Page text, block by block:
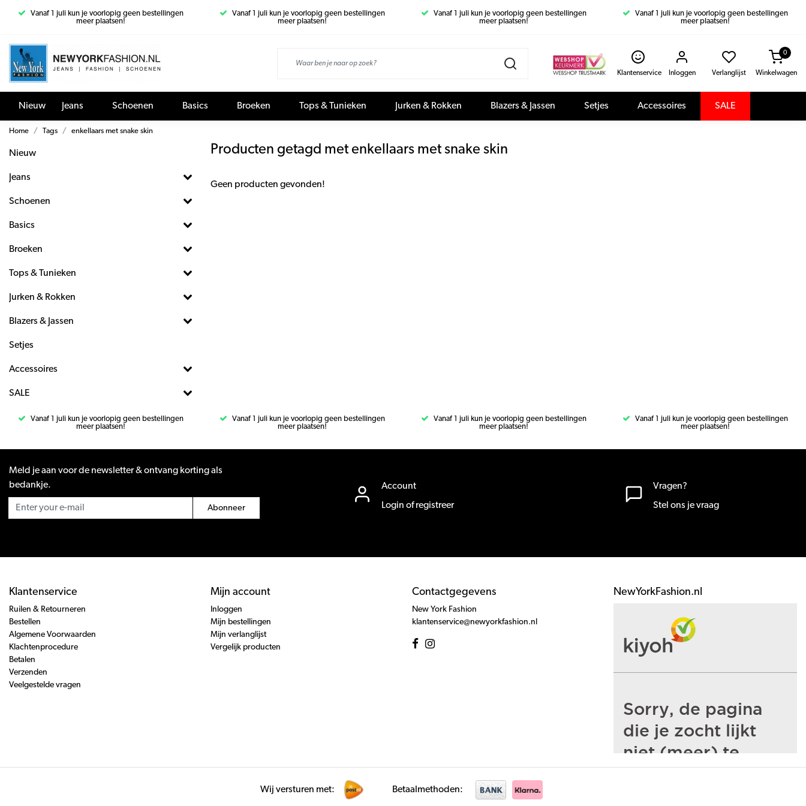
Vanaf 1 juli kun je voorlopig geen bestellingen
meer plaatsen!
Vanaf 1 juli kun je voorlopig geen bestellingen
meer plaatsen!
Vanaf 1 juli kun je voorlopig geen bestellingen
meer plaatsen!
Vanaf 1 juli kun je voorlopig geen bestellingen
meer plaatsen!
Klantenservice Inloggen Verlanglijst Winkelwagen
0
Nieuw Jeans Schoenen Basics Broeken Tops & Tunieken Jurken & Rokken Blazers & Jassen Setjes Accessoires SALE
Home Tags enkellaars met snake skin
Nieuw
Jeans
Schoenen
Basics
Broeken
Tops & Tunieken
Jurken & Rokken
Blazers & Jassen
Setjes
Accessoires
SALE
Producten getagd met enkellaars met snake skin
Geen producten gevonden!
Vanaf 1 juli kun je voorlopig geen bestellingen
meer plaatsen!
Vanaf 1 juli kun je voorlopig geen bestellingen
meer plaatsen!
Vanaf 1 juli kun je voorlopig geen bestellingen
meer plaatsen!
Vanaf 1 juli kun je voorlopig geen bestellingen
meer plaatsen!
Meld je aan voor de newsletter & ontvang korting als
bedankje.
Abonneer
Account
Login of registreer
Vragen?
Stel ons je vraag
Klantenservice
Ruilen & Retourneren
Bestellen
Algemene Voorwaarden
Klachtenprocedure
Betalen
Verzenden
Veelgestelde vragen
Mijn account
Inloggen
Mijn bestellingen
Mijn verlanglijst
Vergelijk producten
Contactgegevens
New York Fashion
klantenservice@newyorkfashion.nl
NewYorkFashion.nl
Wij versturen met: Betaalmethoden: